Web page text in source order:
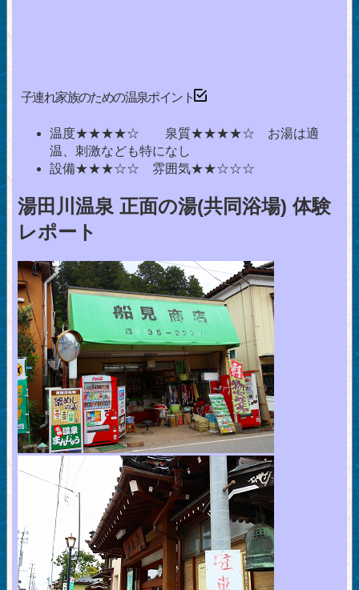
子連れ家族のための温泉ポイント
温度★★★★☆ 泉質★★★★☆ お湯は適
温、刺激なども特になし
設備★★★☆☆ 雰囲気★★☆☆☆
湯田川温泉 正面の湯(共同浴場) 体験
レポート